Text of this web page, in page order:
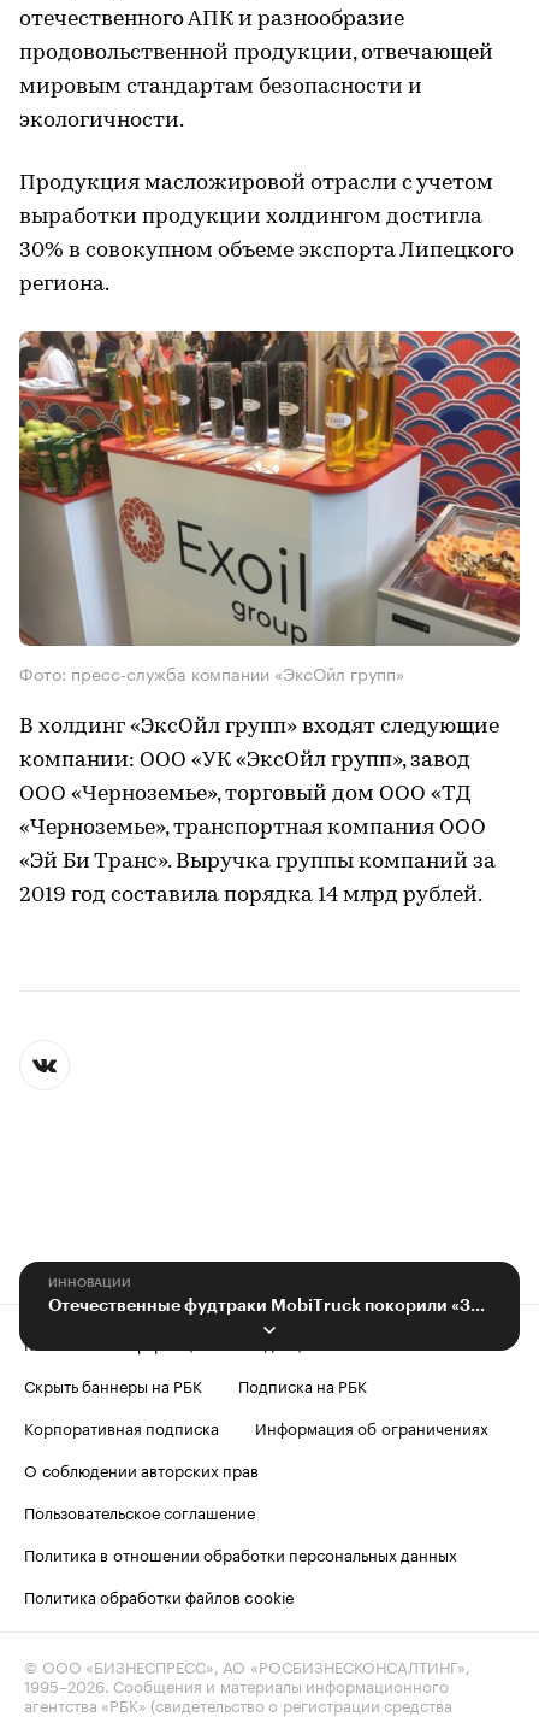
отечественного АПК и разнообразие
продовольственной продукции, отвечающей
мировым стандартам безопасности и
экологичности.
Продукция масложировой отрасли с учетом
выработки продукции холдингом достигла
30% в совокупном объеме экспорта Липецкого
региона.
Фото: пресс-служба компании «ЭксОйл групп»
В холдинг «ЭксОйл групп» входят следующие
компании: ООО «УК «ЭксОйл групп», завод
ООО «Черноземье», торговый дом ООО «ТД
«Черноземье», транспортная компания ООО
«Эй Би Транс». Выручка группы компаний за
2019 год составила порядка 14 млрд рублей.
ИННОВАЦИИ
Контактная информация
Редакция
Скрыть баннеры на РБК
Подписка на РБК
Корпоративная подписка
Информация об ограничениях
О соблюдении авторских прав
Пользовательское соглашение
Политика в отношении обработки персональных данных
Политика обработки файлов cookie
© ООО «БИЗНЕСПРЕСС», АО «РОСБИЗНЕСКОНСАЛТИНГ»,
1995–2026 . Сообщения и материалы информационного
агентства «РБК» (свидетельство о регистрации средства